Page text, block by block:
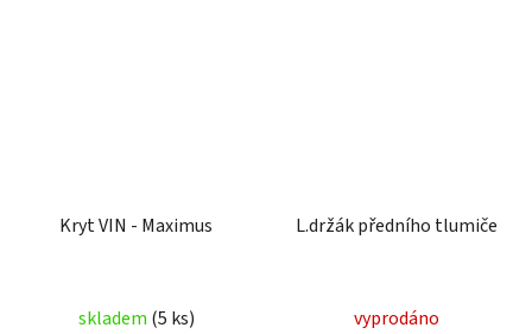
Kryt VIN - Maximus
skladem (5 ks)
L.držák předního tlumiče
vyprodáno